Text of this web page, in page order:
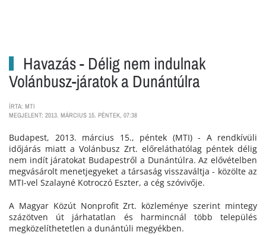
Havazás - Délig nem indulnak
Volánbusz-járatok a Dunántúlra
ÍRTA: MTI
MEGJELENT: 2013. MÁRCIUS 15. PÉNTEK, 07:38
Budapest, 2013. március 15., péntek (MTI) - A rendkívüli
időjárás miatt a Volánbusz Zrt. előreláthatólag péntek délig
nem indít járatokat Budapestről a Dunántúlra. Az elővételben
megvásárolt menetjegyeket a társaság visszaváltja - közölte az
MTI-vel Szalayné Kotroczó Eszter, a cég szóvivője.
A Magyar Közút Nonprofit Zrt. közleménye szerint mintegy
százötven út járhatatlan és harmincnál több település
megközelíthetetlen a dunántúli megyékben.